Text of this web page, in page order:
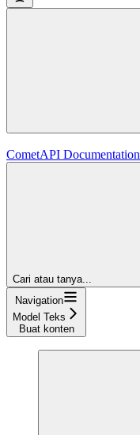
CometAPI Documentation
Cari atau tanya...
Navigation
Model Teks
Buat konten